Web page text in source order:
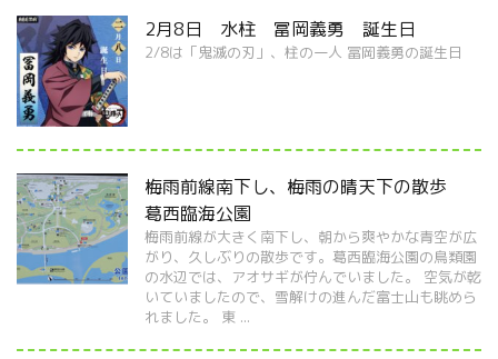
2月8日 水柱 冨岡義勇 誕生日
2/8は「鬼滅の刃」、柱の一人 冨岡義勇の誕生日
梅雨前線南下し、梅雨の晴天下の散歩
葛西臨海公園
梅雨前線が大きく南下し、朝から爽やかな青空が広
がり、久しぶりの散歩です。葛西臨海公園の鳥類園
の水辺では、アオサギが佇んでいました。 空気が乾
いていましたので、雪解けの進んだ富士山も眺めら
れました。 東 ...